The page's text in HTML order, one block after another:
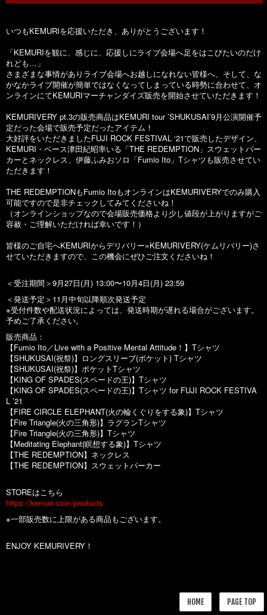
いつもKEMURIを応援いただき、ありがとうございます！
「KEMURIを観に、感じに、応援しにライブ会場へ足をはこびたいのだけ
れども…」
さまざまな事情がありライブ会場へお越しになれない皆様へ、そして、な
かなかライブ開催が簡単ではなくなってしまっている時勢に合わせて、オ
ンラインにてKEMURIマーチャンダイズ販売を開始させていただきます！
KEMURIVERY pt.3の販売商品はKEMURI tour ’SHUKUSAI’9月公演開催予
定だった会場で販売予定だったアイテム！
大好評をいただきましたFUJI ROCK FESTIVAL ‘21で販売したデザイン、
KEMURI・ベース津田紀昭率いる「THE REDEMPTION」スウェットパー
カーとネックレス、伊藤ふみおソロ「Fumio Ito」Tシャツも販売させてい
ただきます！
THE REDEMPTIONもFumio ItoもオンラインはKEMURIVERYでのみ購入
可能ですので是非チェックしてみてくださいね！
（オンラインショップなので会場販売価格より少し値段が上がりますがご
容赦・ご理解いただければ幸いです！）
皆様のご自宅へKEMURIからデリバリー=KEMURIVERY(ケムリバリー)さ
せていただきますので、この機会にぜひご注文くださいね！
＜受注期間＞9月27日(月) 13:00〜10月4日(月) 23:59
＜発送予定＞11月中旬以降順次発送予定
※受付件数や配送状況によっては、発送時期が遅れる場合がございます。
予めご了承ください。
販売商品：
【Fumio Ito／Live with a Positive Mental Attitude！】Tシャツ
​【SHUKUSAI(祝祭)】ロングスリーブ(ポケット) Tシャツ
【SHUKUSAI(祝祭)】ポケットTシャツ
【KING OF SPADES(スペードの王)】Tシャツ
【KING OF SPADES(スペードの王)】Tシャツ for FUJI ROCK FESTIVA
L ’21
【FIRE CIRCLE ELEPHANT(火の輪くぐりをする象)】Tシャツ
【Fire Triangle(火の三角形)】ラグランTシャツ
【Fire Triangle(火の三角形)】Tシャツ
【Meditating Elephant(瞑想する象)】Tシャツ
【THE REDEMPTION】ネックレス
【THE REDEMPTION】スウェットパーカー
STOREはこちら
https://kemuri.com/products
※一部販売数に上限がある商品もございます。
ENJOY KEMURIVERY！
HOME PAGE TOP